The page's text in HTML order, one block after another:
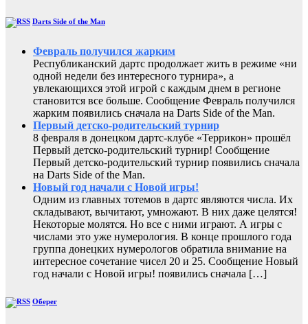
Darts Side of the Man
Февраль получился жарким
Республиканский дартс продолжает жить в режиме «ни
одной недели без интересного турнира», а
увлекающихся этой игрой с каждым днем в регионе
становится все больше. Сообщение Февраль получился
жарким появились сначала на Darts Side of the Man.
Первый детско-родительский турнир
8 февраля в донецком дартс-клубе «Террикон» прошёл
Первый детско-родительский турнир! Сообщение
Первый детско-родительский турнир появились сначала
на Darts Side of the Man.
Новый год начали с Новой игры!
Одним из главных тотемов в дартс являются числа. Их
складывают, вычитают, умножают. В них даже целятся!
Некоторые молятся. Но все с ними играют. А игры с
числами это уже нумерология. В конце прошлого года
группа донецких нумерологов обратила внимание на
интересное сочетание чисел 20 и 25. Сообщение Новый
год начали с Новой игры! появились сначала […]
Оберег